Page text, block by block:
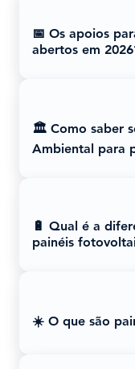
📅 Os apoios
abertos em
🏛️ Como saber
Ambiental para
🔋 Qual é a
painéis
☀️ O que são